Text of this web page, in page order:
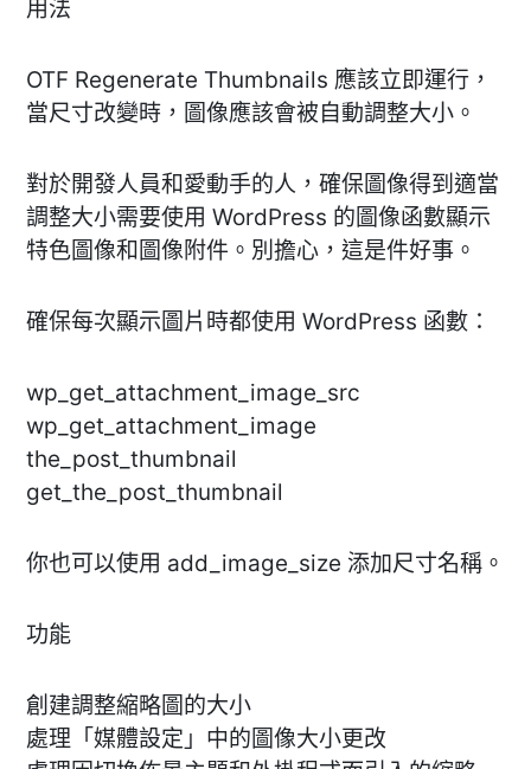
用法
OTF Regenerate Thumbnails 應該立即運行，
當尺寸改變時，圖像應該會被自動調整大小。
對於開發人員和愛動手的人，確保圖像得到適當
調整大小需要使用 WordPress 的圖像函數顯示
特色圖像和圖像附件。別擔心，這是件好事。
確保每次顯示圖片時都使用 WordPress 函數：
wp_get_attachment_image_src
wp_get_attachment_image
the_post_thumbnail
get_the_post_thumbnail
你也可以使用 add_image_size 添加尺寸名稱。
功能
創建調整縮略圖的大小
處理「媒體設定」中的圖像大小更改